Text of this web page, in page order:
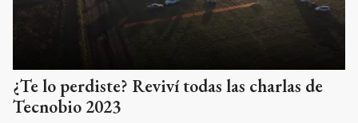
¿Te lo perdiste? Reviví todas las charlas de
Tecnobio 2023